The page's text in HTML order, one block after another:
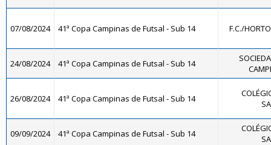
07/08/2024 41ª Copa Campinas de Futsal - Sub 14 F.C./
24/08/2024 41ª Copa Campinas de Futsal - Sub 14
26/08/2024 41ª Copa Campinas de Futsal - Sub 14
09/09/2024 41ª Copa Campinas de Futsal - Sub 14